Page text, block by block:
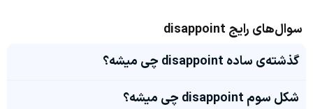
سوال‌های رایج disappoint
گذشته‌ی ساده disappoint چی میشه؟
شکل سوم disappoint چی میشه؟